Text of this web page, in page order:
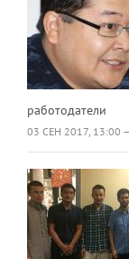
работодатели
03 СЕН 2017,